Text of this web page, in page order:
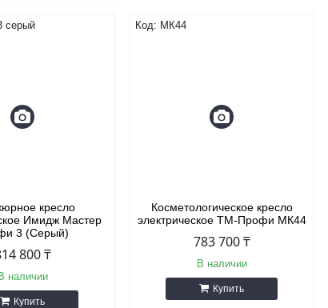
серый
кресло
Имидж Мастер
3 (Серый)
800 ₸
В наличии
Купить
МК44
Косметологическое кресло
электрическое ТМ-Профи МК44
783 700 ₸
В наличии
Купить